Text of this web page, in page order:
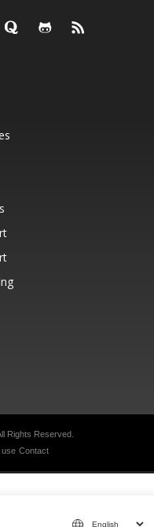
Rights Reserved.
use Contact